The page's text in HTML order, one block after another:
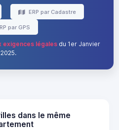
ERP par Cadastre
par GPS
exigences légalesdu 1er Janvier
2025.
dans le même